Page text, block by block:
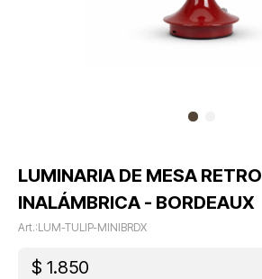
LUMINARIA DE MESA RETRO
INALÁMBRICA - BORDEAUX
LUM-TULIP-MINIBRDX
$ 1.850